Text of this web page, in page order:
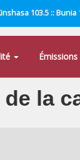
103.5 ::
Émissions
la